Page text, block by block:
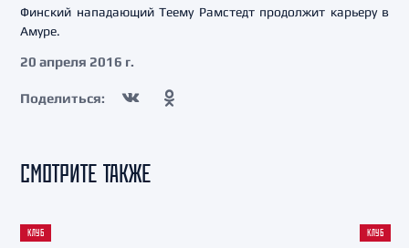
Финский нападающий Теему Рамстедт продолжит карьеру в
Амуре.
20 апреля 2016 г.
Поделиться:
СМОТРИТЕ ТАКЖЕ
КЛУБ КЛУБ